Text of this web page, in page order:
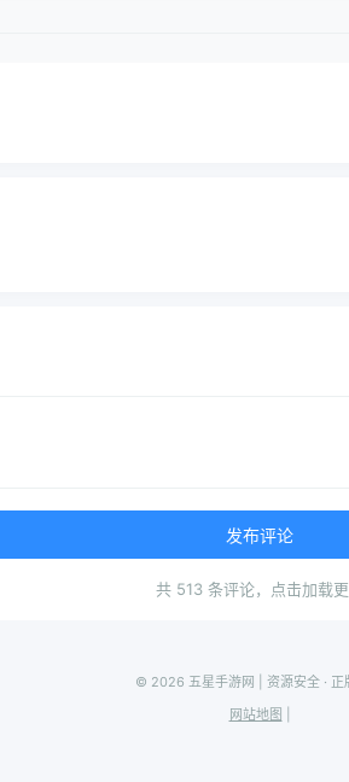
发布评论
共 513 条评论，点击加载
© 2026 五星手游网 | 资源安全 · 正
网站地图